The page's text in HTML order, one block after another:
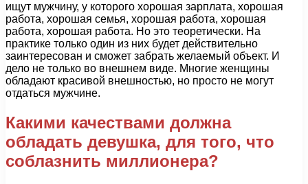
ищут мужчину, у которого хорошая зарплата, хорошая
работа, хорошая семья, хорошая работа, хорошая
работа, хорошая работа. Но это теоретически. На
практике только один из них будет действительно
заинтересован и сможет забрать желаемый объект. И
дело не только во внешнем виде. Многие женщины
обладают красивой внешностью, но просто не могут
отдаться мужчине.
Какими качествами должна
обладать девушка, для того, что
соблазнить миллионера?